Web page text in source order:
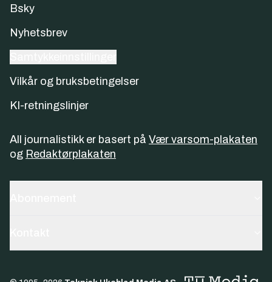
Bsky
Nyhetsbrev
Vilkår og bruksbetingelser
KI-retningslinjer
All journalistikk er basert på Vær varsom-plakaten
og Redaktørplakaten